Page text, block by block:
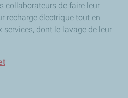
collaborateurs de faire leur
recharge électrique tout en
dont le lavage de leur